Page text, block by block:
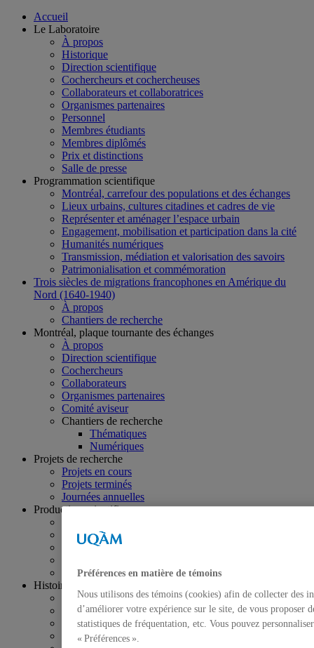
Accueil
Le Laboratoire
À propos
Historique
Direction scientifique
Cochercheurs et cochercheuses
Collaborateurs et collaboratrices
Organismes partenaires
Personnel
Membres étudiants
Membres diplômés
Prix et distinctions
Salle de presse
Programmation scientifique
Montréal, carrefour des populations et des échanges
Lieux urbains, cultures citadines et cadres de vie
Représenter et aménager l’espace urbain
Engagement, mobilisation et participation dans la cité
Humanités numériques
Transmission, médiation et valorisation des savoirs
Patrimonialisation et commémoration
Trois siècles de migrations francophones en Amérique du
Nord (1640-1940)
À propos
Chantiers de recherche
Montréal, plaque tournante des échanges
À propos
Direction scientifique
Cochercheurs
Collaborateurs
Organismes partenaires
Comité aviseur
Chantiers de recherche
Thématiques
Numériques
Projets de recherche
Projets en cours
Projets terminés
Journées annuelles
Production scientifique
Organisation d’événements
Communications
Bilan des réalisations
Histoire publique
Expositions
Sites et contenus Web
Publications grand public
Conférences du Labo
Préférences en matière de témoins
Nous utilisons des témoins (cookies) afin de collecter des
d’améliorer votre expérience sur le site, de vous proposer
statistiques de fréquentation, etc. Vous pouvez
« Préférences ».